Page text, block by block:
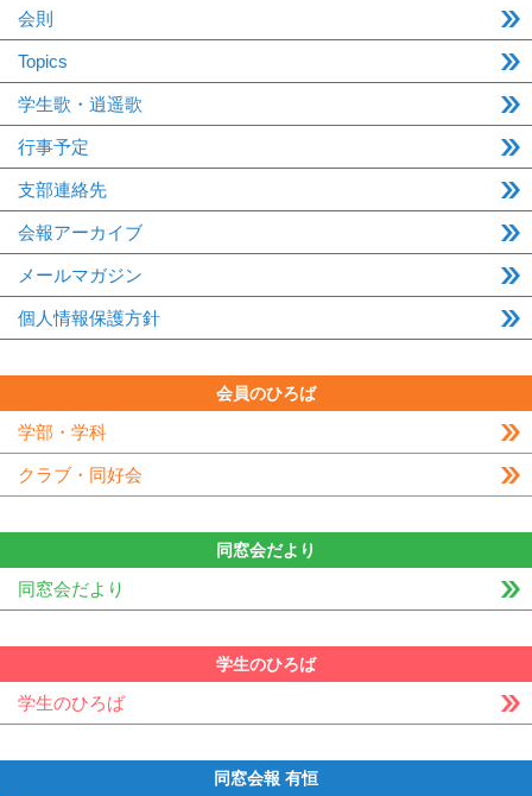
会則
Topics
学生歌・逍遥歌
行事予定
支部連絡先
会報アーカイブ
メールマガジン
個人情報保護方針
会員のひろば
学部・学科
クラブ・同好会
同窓会だより
同窓会だより
学生のひろば
学生のひろば
同窓会報 有恒